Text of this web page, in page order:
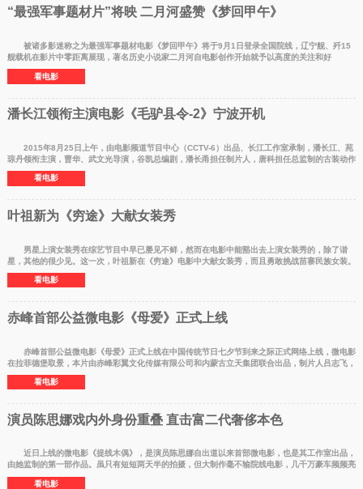
“最强军事题材片”将映 二月河盛赞《梦回甲午》
被诸多影迷称之为最强军事题材电影《梦回甲午》将于9月1日登录全国院线，辽宁舰、歼15
舰载机在影片中零距离展现，著名历史小说家二月河自电影创作开始就予以高度的关注和好
评。 二月河表示
看电影
潘长江领衔主演电影《毛驴县令-2》宁波开机
2015年8月25日上午，由电影频道节目中心（CCTV-6）出品、长江工作室承制，潘长江、苑
琼丹领衔主演，曹华、武文光导演，谷凯总编剧，潘长甬担任制片人，唐科担任总监制的古装动作
喜剧系列电影《
看电影
叶祖新为《穷途》大献女装秀
男星上演女装秀在综艺节目中早已屡见不鲜，然而在电影中能豁出去上演女装秀的，除了谐
星，其他的很少见。这一次，叶祖新在《穷途》电影中大献女装秀，而且勇敢挑战苗寨民族女装。
一个小鲜肉为
看电影
赤峰首部公益微电影《母爱》正式上线
赤峰首部公益微电影《母爱》正式上线在中国传统节日七夕节到来之际正式网络上线，微电影
在拉菲德堡取景，本片由赤峰彩翼文化传媒有限公司和内蒙古立天集团联合出品，制片人吕志飞，
导演刘又铭
看电影
演员陈思娜戏内外身份重叠 直击富二代奢侈本色
近日上线的微电影《提线木偶》，是演员陈思娜自出道以来首部微电影，也是其工作室出品，
由她监制的第一部作品。虽只有短短两天半的拍摄，但大制作毫不输院线电影，几千万豪车频频亮
相。全程高
看电影